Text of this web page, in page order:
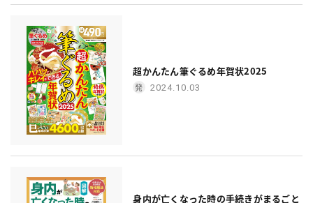
超かんたん筆ぐるめ年賀状2025
2024.10.03
身内が亡くなった時の手続きがまるごと